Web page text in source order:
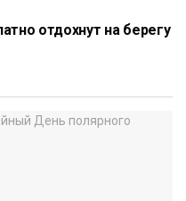
отдохнут на берегу